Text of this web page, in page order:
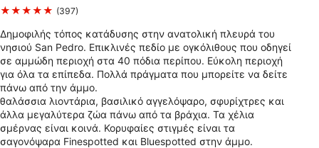
★★★★★ (397)
Δημοφιλής τόπος κατάδυσης στην ανατολική πλευρά του
νησιού San Pedro. Επικλινές πεδίο με ογκόλιθους που οδηγεί
σε αμμώδη περιοχή στα 40 πόδια περίπου. Εύκολη περιοχή
για όλα τα επίπεδα. Πολλά πράγματα που μπορείτε να δείτε
πάνω από την άμμο.
θαλάσσια λιοντάρια, βασιλικό αγγελόψαρο, σφυρίχτρες και
άλλα μεγαλύτερα ζώα πάνω από τα βράχια. Τα χέλια
σμέρνας είναι κοινά. Κορυφαίες στιγμές είναι τα
σαγονόψαρα Finespotted και Bluespotted στην άμμο.